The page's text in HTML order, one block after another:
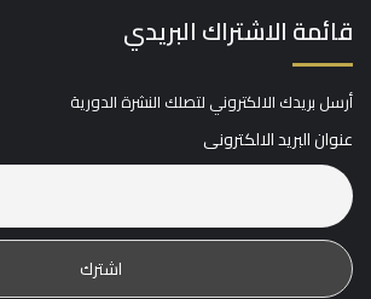
قائمة الاشتراك البريدي
أرسل بريدك الالكتروني لتصلك النشرة الدورية
عنوان البريد الالكترونى